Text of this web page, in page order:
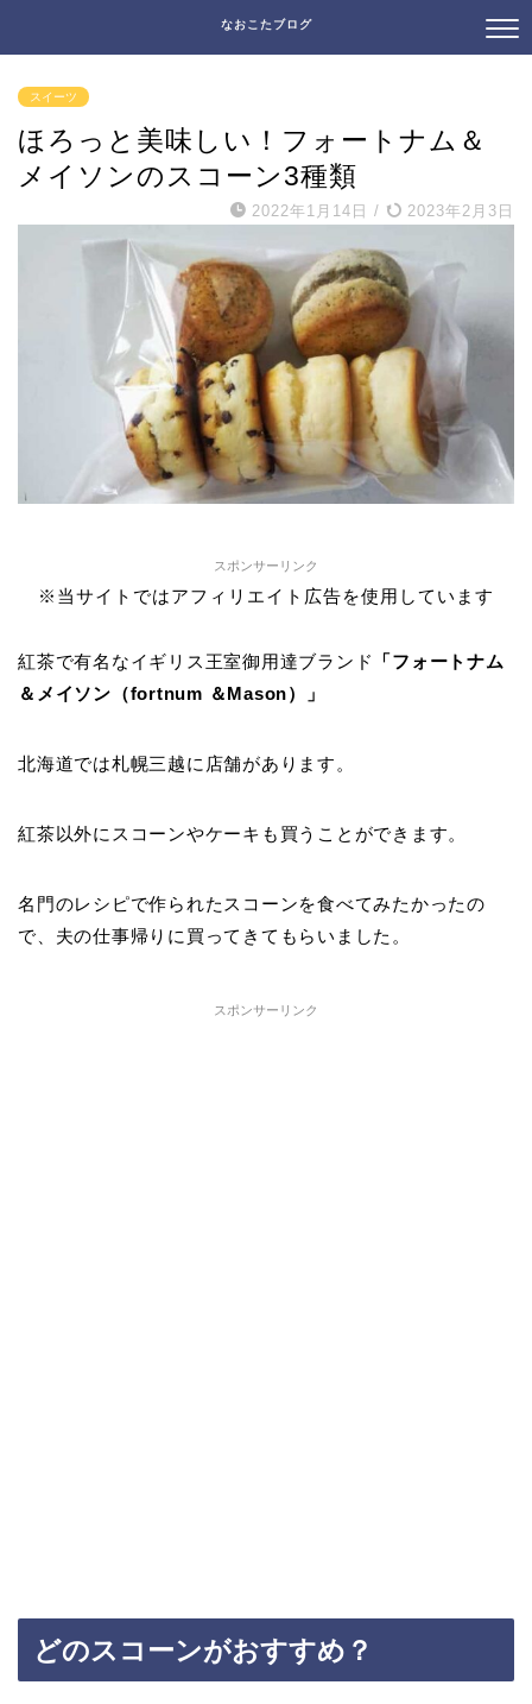
なおこたブログ
スイーツ
ほろっと美味しい！フォートナム＆
メイソンのスコーン3種類
2022年1月14日 / 2023年2月3日
スポンサーリンク
※当サイトではアフィリエイト広告を使用しています
紅茶で有名なイギリス王室御用達ブランド
「フォートナム
＆メイソン（fortnum ＆Mason）」
北海道では札幌三越に店舗があります。
紅茶以外にスコーンやケーキも買うことができます。
名門のレシピで作られたスコーンを食べてみたかったの
で、夫の仕事帰りに買ってきてもらいました。
スポンサーリンク
どのスコーンがおすすめ？